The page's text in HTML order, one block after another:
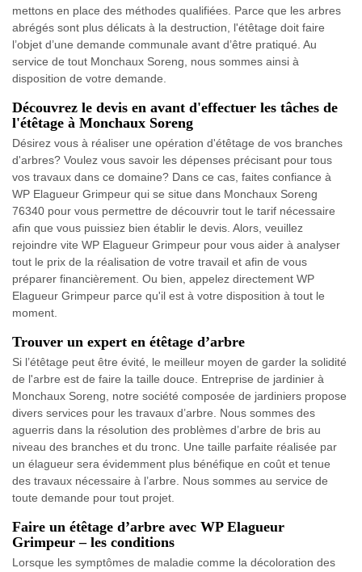
mettons en place des méthodes qualifiées. Parce que les arbres
abrégés sont plus délicats à la destruction, l'étêtage doit faire
l’objet d’une demande communale avant d’être pratiqué. Au
service de tout Monchaux Soreng, nous sommes ainsi à
disposition de votre demande.
Découvrez le devis en avant d'effectuer les tâches de
l'étêtage à Monchaux Soreng
Désirez vous à réaliser une opération d'étêtage de vos branches
d'arbres? Voulez vous savoir les dépenses précisant pour tous
vos travaux dans ce domaine? Dans ce cas, faites confiance à
WP Elagueur Grimpeur qui se situe dans Monchaux Soreng
76340 pour vous permettre de découvrir tout le tarif nécessaire
afin que vous puissiez bien établir le devis. Alors, veuillez
rejoindre vite WP Elagueur Grimpeur pour vous aider à analyser
tout le prix de la réalisation de votre travail et afin de vous
préparer financièrement. Ou bien, appelez directement WP
Elagueur Grimpeur parce qu'il est à votre disposition à tout le
moment.
Trouver un expert en étêtage d’arbre
Si l’étêtage peut être évité, le meilleur moyen de garder la solidité
de l'arbre est de faire la taille douce. Entreprise de jardinier à
Monchaux Soreng, notre société composée de jardiniers propose
divers services pour les travaux d’arbre. Nous sommes des
aguerris dans la résolution des problèmes d’arbre de bris au
niveau des branches et du tronc. Une taille parfaite réalisée par
un élagueur sera évidemment plus bénéfique en coût et tenue
des travaux nécessaire à l’arbre. Nous sommes au service de
toute demande pour tout projet.
Faire un étêtage d’arbre avec WP Elagueur
Grimpeur – les conditions
Lorsque les symptômes de maladie comme la décoloration des